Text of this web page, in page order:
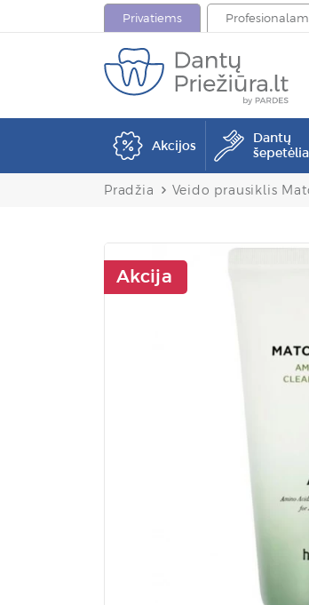
Privatiems
Akcijos
Dantų
Pradžia Veido prausiklis
Akcija